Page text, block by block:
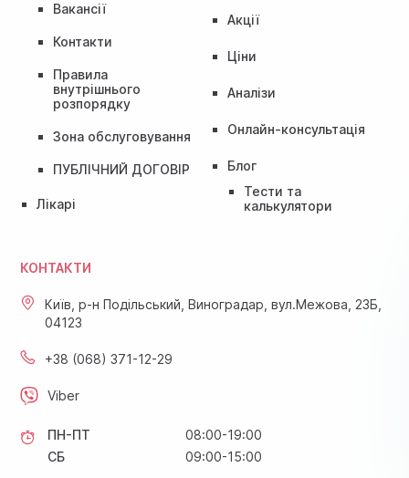
Вакансії
Контакти
Правила
внутрішнього
розпорядку
Зона обслуговування
ПУБЛІЧНИЙ ДОГОВІР
Лікарі
Акції
Ціни
Аналізи
Онлайн-консультація
Блог
Тести та
калькулятори
КОНТАКТИ
Київ, р-н Подільський, Виноградар, вул.Межова, 23Б,
04123
+38 (068) 371-12-29
Viber
ПН-ПТ
08:00-19:00
СБ
09:00-15:00